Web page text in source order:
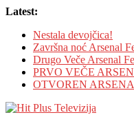
Skip
content
Latest:
Nestala devojčica!
Završna noć Arsenal
Drugo Veče Arsenal
PRVO VEČE
OTVOREN